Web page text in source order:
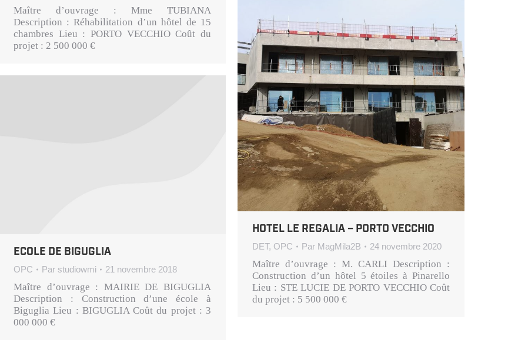
Maître d’ouvrage : Mme TUBIANA
Description : Réhabilitation d’un hôtel de 15
chambres Lieu : PORTO VECCHIO Coût du
projet : 2 500 000 €
HOTEL LE REGALIA – PORTO VECCHIO
DET, OPC Par MagMila2B 24 novembre 2020
Maître d’ouvrage : M. CARLI Description :
Construction d’un hôtel 5 étoiles à Pinarello
Lieu : STE LUCIE DE PORTO VECCHIO Coût
du projet : 5 500 000 €
ECOLE DE BIGUGLIA
OPC Par studiowmi 21 novembre 2018
Maître d’ouvrage : MAIRIE DE BIGUGLIA
Description : Construction d’une école à
Biguglia Lieu : BIGUGLIA Coût du projet : 3
000 000 €